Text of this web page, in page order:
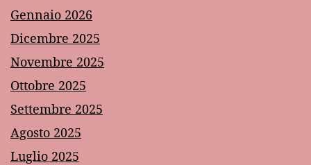
Gennaio 2026
Dicembre 2025
Novembre 2025
Ottobre 2025
Settembre 2025
Agosto 2025
Luglio 2025